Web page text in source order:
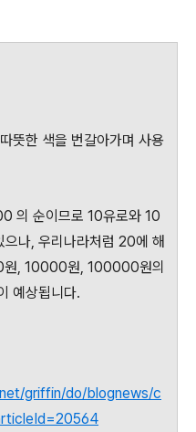
뜻한 색을 번갈아가며 사용
의 순이므로 10유로와 10
나, 우리나라처럼 20에 해
원, 10000원, 100000원의
예상됩니다.
griffin/do/blognews/c